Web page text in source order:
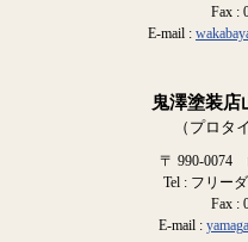
Fax :
E-mail :
鬼澤塗装店
（プロタ
〒 990-0074
Tel : フリー
Fax :
E-mail :